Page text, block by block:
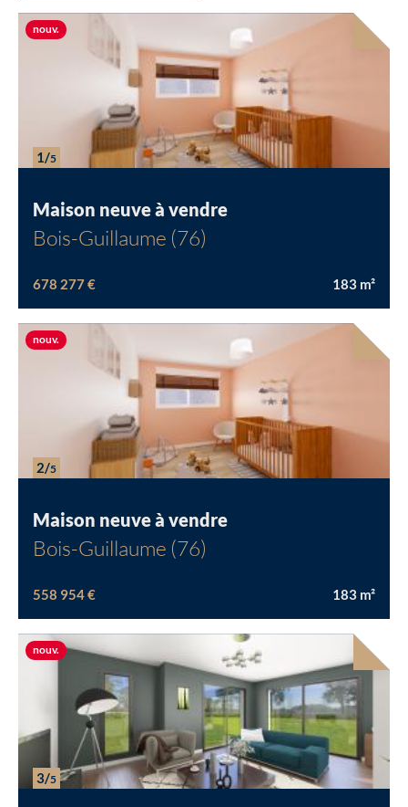
Chargement...
1/5
Maison neuve à vendre
Bois-Guillaume (76)
678 277 € 183 m²
nouv.Nouvelle offre
2/5
Maison neuve à vendre
Bois-Guillaume (76)
558 954 € 183 m²
nouv.Nouvelle offre
3/5
nouv.Nouvelle offre